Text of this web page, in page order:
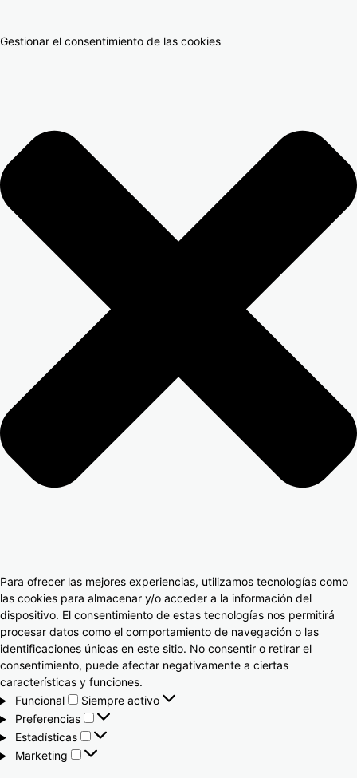
Gestionar el consentimiento de las cookies
Para ofrecer las mejores experiencias, utilizamos tecnologías como
las cookies para almacenar y/o acceder a la información del
dispositivo. El consentimiento de estas tecnologías nos permitirá
procesar datos como el comportamiento de navegación o las
identificaciones únicas en este sitio. No consentir o retirar el
consentimiento, puede afectar negativamente a ciertas
características y funciones.
Funcional
Siempre activo
Preferencias
Estadísticas
Marketing